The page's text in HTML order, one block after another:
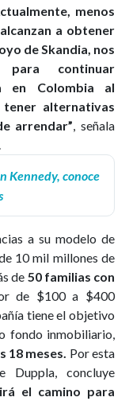
menos
a obtener
de Skandia, nos
para continuar
en Colombia al
alternativas
arrendar”, señala
Kennedy, conoce
a su modelo de
10 mil millones de
de 50 familias con
de $100 a $400
tiene el objetivo
fondo inmobiliario,
18 meses. Por esta
Duppla, concluye
el camino para